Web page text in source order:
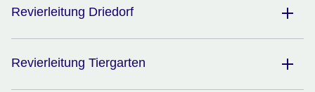
Revierleitung Driedorf
Revierleitung Tiergarten